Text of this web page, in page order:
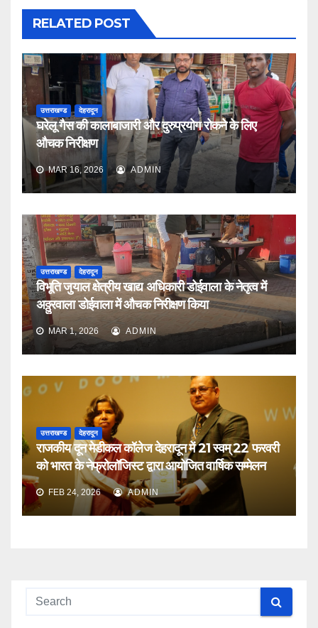
RELATED POST
उत्तराखण्ड देहरादून
घरेलू गैस की कालाबाजारी और दुरुप्रयोग रोकने के लिए
औचक निरीक्षण
MAR 16, 2026 ADMIN
उत्तराखण्ड देहरादून
विभूति जुयाल क्षेत्रीय खाद्य अधिकारी डोईवाला के नेतृत्व में
अठ्ठुरवाला डोईवाला में औचक निरीक्षण किया
MAR 1, 2026 ADMIN
उत्तराखण्ड देहरादून
राजकीय दून मेडीकल कॉलेज देहरादून में 21 स्वम् 22 फरवरी
को भारत के नेफ्रोलॉजिस्ट द्वारा आयोजित वार्षिक सम्मेलन
FEB 24, 2026 ADMIN